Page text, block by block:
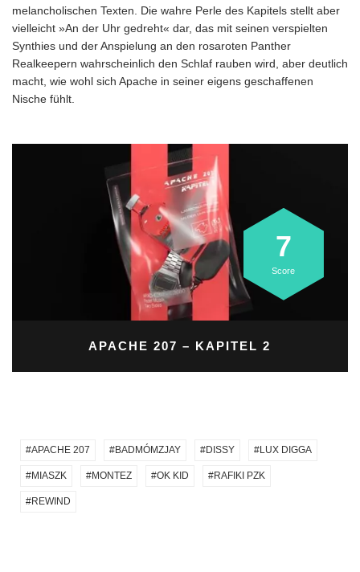
melancholischen Texten. Die wahre Perle des Kapitels stellt aber
vielleicht »An der Uhr gedreht« dar, das mit seinen verspielten
Synthies und der Anspielung an den rosaroten Panther
Realkeepern wahrscheinlich den Schlaf rauben wird, aber deutlich
macht, wie wohl sich Apache in seiner eigens geschaffenen
Nische fühlt.
APACHE 207– KAPITEL 2
7
Score
APACHE 207 BADMÓMZJAY DISSY LUX DIGGA
MIASZK MONTEZ OK KID RAFIKI PZK
REWIND